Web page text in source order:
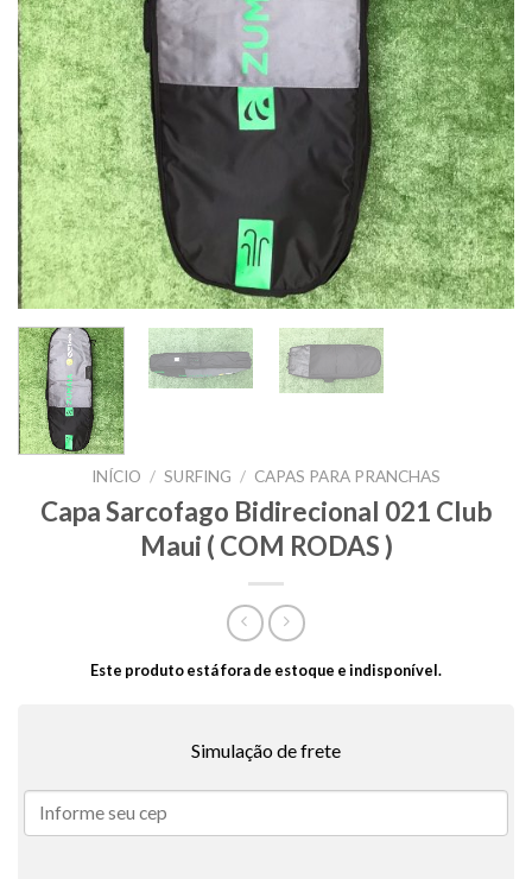
INÍCIO / SURFING / CAPAS PARA PRANCHAS
Capa Sarcofago Bidirecional 021 Club
Maui ( COM RODAS )
Este produto está fora de estoque e indisponível.
Simulação de frete